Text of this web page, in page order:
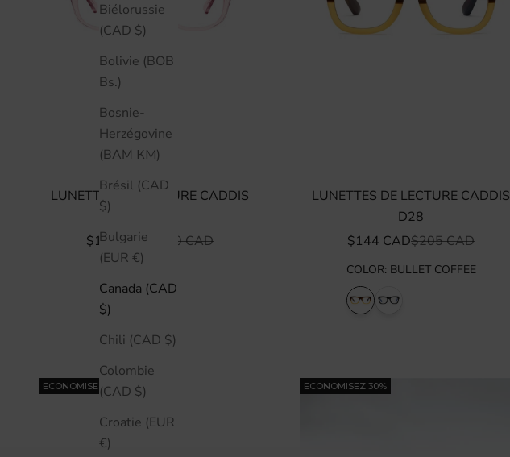
Biélorussie
(CAD $)
Bolivie (BOB
Bs.)
Bosnie-
Herzégovine
(BAM КМ)
Brésil (CAD
$)
Bulgarie
(EUR €)
Canada (CAD
$)
Chili (CAD $)
Colombie
(CAD $)
Croatie (EUR
€)
LUNETTES DE LECTURE CADDIS
PRIX DE VENTE
$133 CAD PRIX NORMAL
$190 CAD
LUNETTES DE LECTURE CADDIS
D28
PRIX DE VENTE
$144 CADPRIX NORMAL
$205 CAD
COLOR: BULLET COFFEE
ECONOMISEZ 30% ECONOMISEZ 30%